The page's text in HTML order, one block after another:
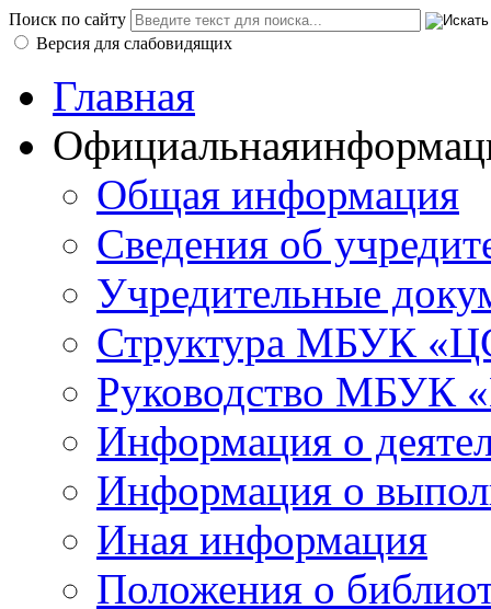
Поиск по сайту
Версия для слабовидящих
Главная
Официальная
Общая информация
Сведения об
Учредительные
Структура МБУК
Руководство МБУК
Информация о
Информация о
Иная информация
Положения о